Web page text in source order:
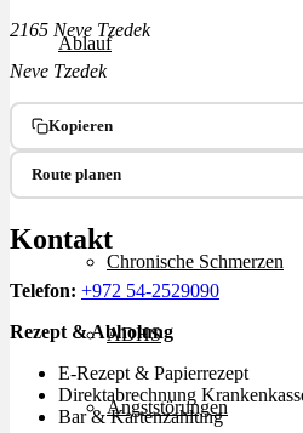
Ablauf
Therapien
Chronische Schmerzen
ADHS
Angststörungen
2165 Neve Tzedek
Neve Tzedek
Kopieren
Route planen
Kontakt
Telefon: +972 54-2529090
Rezept & Abholung
E-Rezept & Papierrezept
Direktabrechnung
Bar & Kartenzahlung